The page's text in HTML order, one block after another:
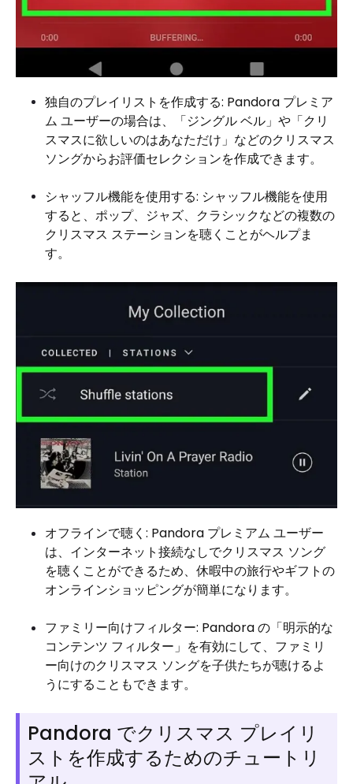
独自のプレイリストを作成する: Pandora プレミア
ム ユーザーの場合は、「ジングル ベル」や「クリ
スマスに欲しいのはあなただけ」などのクリスマス
ソングからお評価セレクションを作成できます。
シャッフル機能を使用する: シャッフル機能を使用
すると、ポップ、ジャズ、クラシックなどの複数の
クリスマス ステーションを聴くことがヘルプま
す。
オフラインで聴く: Pandora プレミアム ユーザー
は、インターネット接続なしでクリスマス ソング
を聴くことができるため、休暇中の旅行やギフトの
オンラインショッピングが簡単になります。
ファミリー向けフィルター: Pandora の「明示的な
コンテンツ フィルター」を有効にして、ファミリ
ー向けのクリスマス ソングを子供たちが聴けるよ
うにすることもできます。
Pandora でクリスマス プレイリ
ストを作成するためのチュートリ